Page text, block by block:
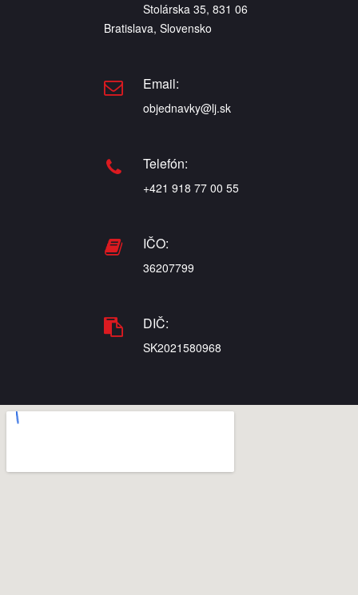
Stolárska 35, 831 06
Bratislava, Slovensko
Email:
objednavky@lj.sk
Telefón:
+421 918 77 00 55
IČO:
36207799
DIČ:
SK2021580968